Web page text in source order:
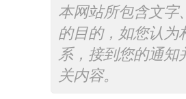
本网站所包含文字
的目的，如您认为
系，接到您的通知
关内容。